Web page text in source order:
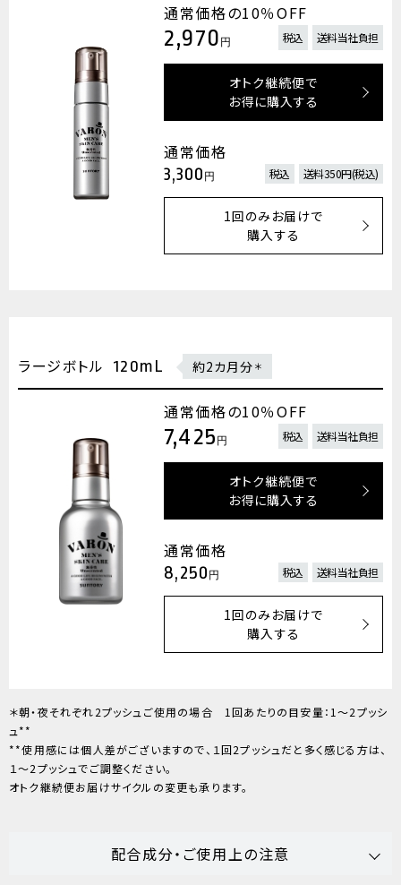
通常価格の10％OFF
2,970 円 税込 送料当社負担
オトク継続便で
お得に購入する
通常価格
3,300 円 税込 送料350円(税込)
1回のみお届けで
購入する
ラージボトル 120mL 約2カ月分 ＊
通常価格の10％OFF
7,425 円 税込 送料当社負担
オトク継続便で
お得に購入する
通常価格
8,250 円 税込 送料当社負担
1回のみお届けで
購入する
＊朝・夜それぞれ2プッシュご使用の場合 1回あたりの目安量：1～2プッシ
ュ**
**使用感には個人差がございますので、１回2プッシュだと多く感じる方は、
１～2プッシュでご調整ください。
オトク継続便お届けサイクルの変更も承ります。
配合成分・ご使用上の注意